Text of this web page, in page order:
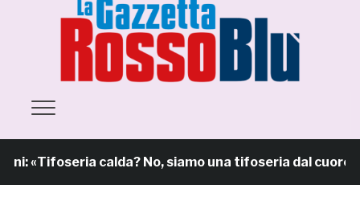
«Tifoseria calda? No, siamo una tifoseria dal cuore